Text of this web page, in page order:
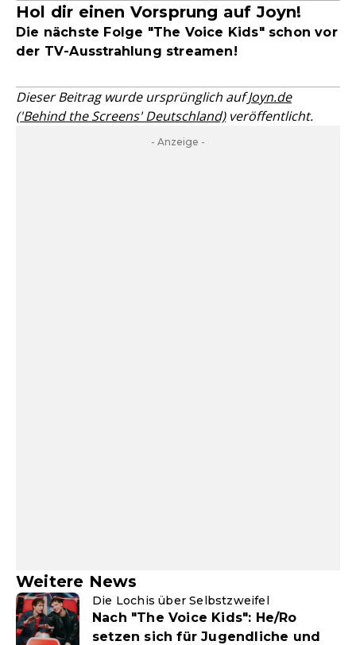
Hol dir einen Vorsprung auf Joyn!
Die nächste Folge "The Voice Kids" schon vor
der TV-Ausstrahlung streamen!
Dieser Beitrag wurde ursprünglich aufJoyn.de
('Behind the Screens' Deutschland)veröffentlicht.
- Anzeige -
Weitere News
Die Lochis über Selbstzweifel
Nach "The Voice Kids": He/Ro
setzen sich für Jugendliche und